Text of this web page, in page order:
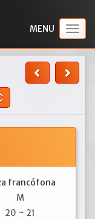
francófona
M
20 ~ 21